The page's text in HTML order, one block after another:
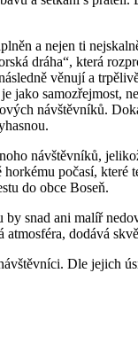
a nejen ti
dráha“, která
věnují a
samozřejmost,
návštěvníků.
návštěvníků,
počasí,
do obce Boseň.
snad ani malíř
dodává
Dle jejich